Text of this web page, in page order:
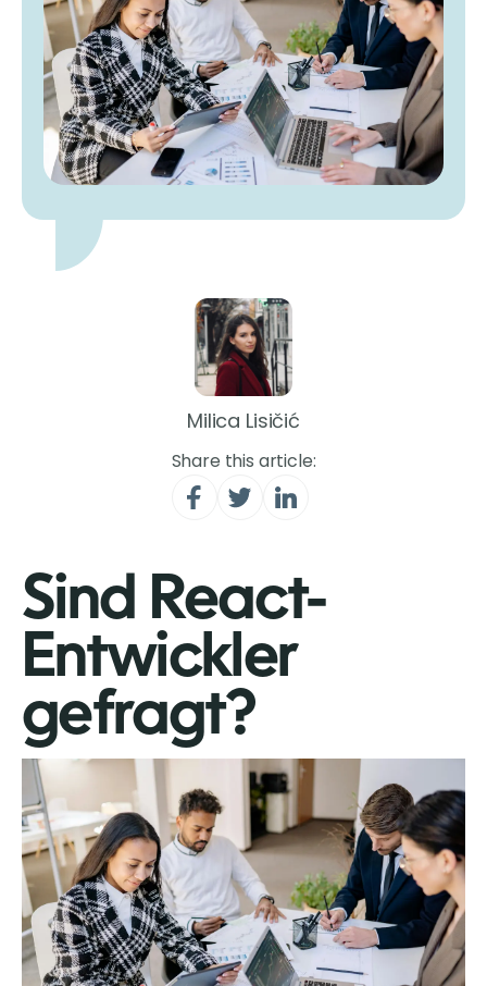
Milica Lisičić
Share this article:
Sind React-
Entwickler
gefragt?